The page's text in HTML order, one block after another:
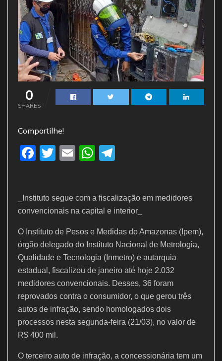
0
SHARES
Compartilhe!
F
e
b
o
o
k
T
er
E
l
W
s
A
p
p
gr
a
m
_Instituto segue com a fiscalização em medidores
convencionais na capital e interior_
O Instituto de Pesos e Medidas do Amazonas (Ipem),
órgão delegado do Instituto Nacional de Metrologia,
Qualidade e Tecnologia (Inmetro) e autarquia
estadual, fiscalizou de janeiro até hoje 2.032
medidores convencionais. Desses, 36 foram
reprovados contra o consumidor, o que gerou três
autos de infração, sendo homologados dois
processos nesta segunda-feira (21/03), no valor de
R$ 400 mil.
O terceiro auto de infração, a concessionária tem um